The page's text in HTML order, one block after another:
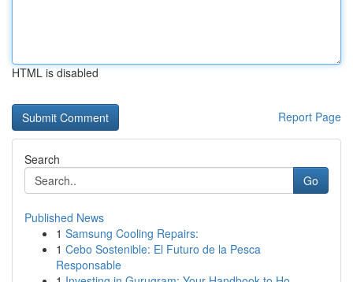
HTML is disabled
Report Page
Search
Go
Published News
1 Samsung Cooling Repairs:
1 Cebo Sostenible: El Futuro de la Pesca
Responsable